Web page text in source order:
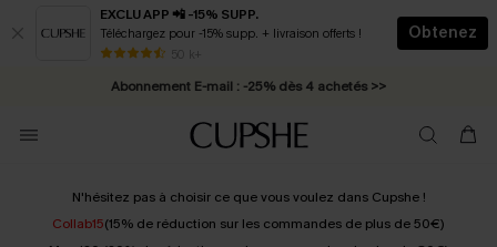
EXCLU APP 📲 -15% SUPP.
Téléchargez pour -15% supp. + livraison offerts !
50 k+
Obtenez
* Livraison éclair 2-3 jours ouvrés >>
Abonnement E-mail : -25% dès 4 achetés >>
N'hésitez pas à choisir ce que vous voulez dans Cupshe !
Collab15(15% de réduction sur les commandes de plus de 50€)